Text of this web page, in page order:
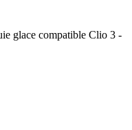
glace compatible Clio 3 -